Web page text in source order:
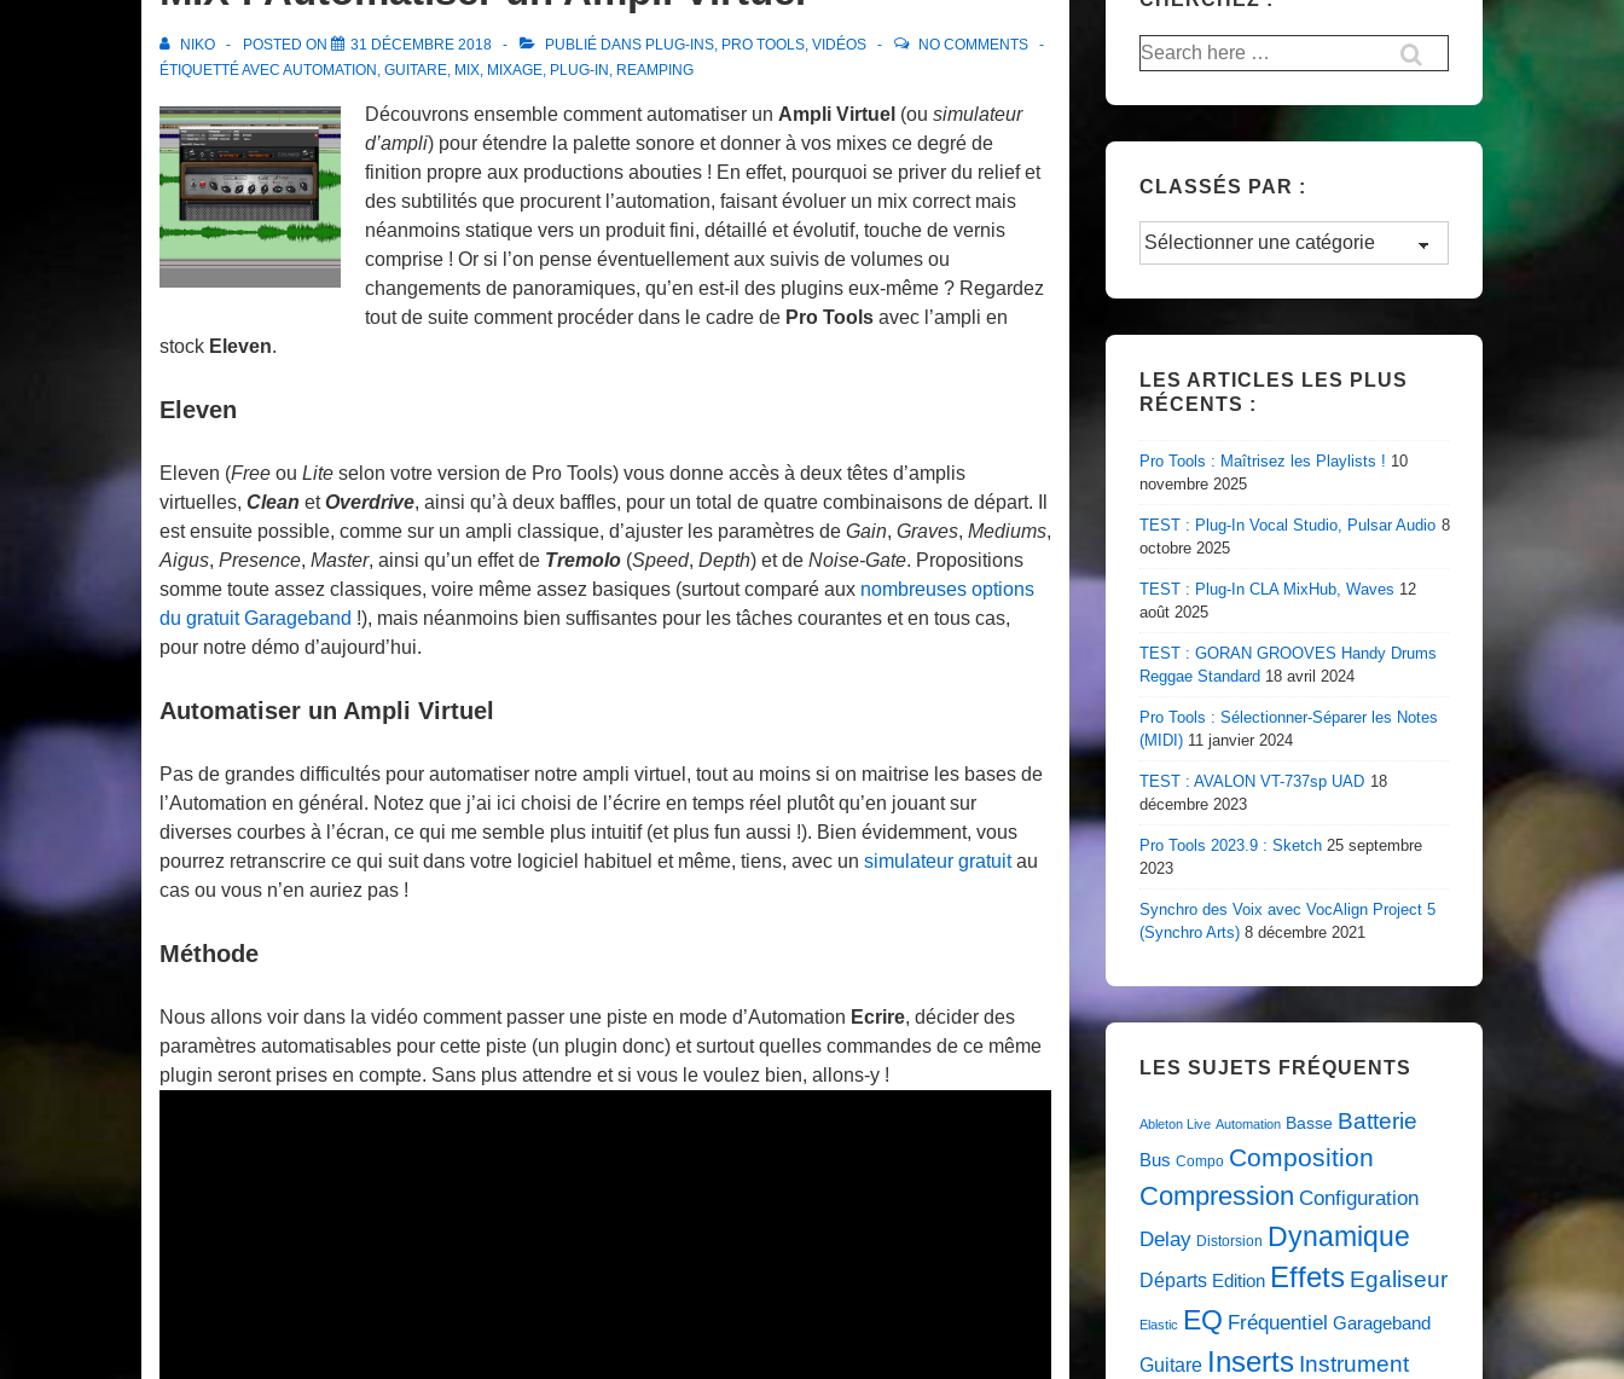
NIKO POSTED ON 31 DÉCEMBRE 2018 PUBLIÉ DANS PLUG-INS, PRO TOOLS, VIDÉOS
NO COMMENTS
ÉTIQUETTÉ AVEC AUTOMATION , GUITARE, MIX, MIXAGE, PLUG-IN , REAMPING
Découvrons ensemble comment automatiser un Ampli Virtuel (ou simulateur
d’ampli) pour étendre la palette sonore et donner à vos mixes ce degré de
finition propre aux productions abouties ! En effet, pourquoi se priver du relief et
des subtilités que procurent l’automation, faisant évoluer un mix correct mais
néanmoins statique vers un produit fini, détaillé et évolutif, touche de vernis
comprise ! Or si l’on pense éventuellement aux suivis de volumes ou
changements de panoramiques, qu’en est-il des plugins eux-même ? Regardez
tout de suite comment procéder dans le cadre de Pro Tools avec l’ampli en
stock Eleven.
Eleven
Eleven (Free ou Lite selon votre version de Pro Tools) vous donne accès à deux têtes d’amplis
virtuelles, Clean etOverdrive, ainsi qu’à deux baffles, pour un total de quatre combinaisons de départ. Il
est ensuite possible, comme sur un ampli classique, d’ajuster les paramètres de Gain, Graves, Mediums,
Aigus, Presence, Master, ainsi qu’un effet de Tremolo (Speed, Depth) et de Noise-Gate. Propositions
somme toute assez classiques, voire même assez basiques (surtout comparé aux nombreuses options
du gratuit Garageband !), mais néanmoins bien suffisantes pour les tâches courantes et en tous cas,
pour notre démo d’aujourd’hui.
Automatiser un Ampli Virtuel
Pas de grandes difficultés pour automatiser notre ampli virtuel, tout au moins si on maitrise les bases de
l’Automation en général. Notez que j’ai ici choisi de l’écrire en temps réel plutôt qu’en jouant sur
diverses courbes à l’écran, ce qui me semble plus intuitif (et plus fun aussi !). Bien évidemment, vous
pourrez retranscrire ce qui suit dans votre logiciel habituel et même, tiens, avec un simulateur gratuitau
cas ou vous n’en auriez pas !
Méthode
Nous allons voir dans la vidéo comment passer une piste en mode d’Automation Ecrire, décider des
paramètres automatisables pour cette piste (un plugin donc) et surtout quelles commandes de ce même
plugin seront prises en compte. Sans plus attendre et si vous le voulez bien, allons-y !
Recherche
pour:
CLASSÉS PAR :
Classés
par
LES ARTICLES LES PLUS
RÉCENTS :
Pro Tools : Maîtrisez les Playlists ! 10
novembre 2025
TEST : Plug-In Vocal Studio, Pulsar Audio 8
octobre 2025
TEST : Plug-In CLA MixHub, Waves 12
août 2025
TEST : GORAN GROOVES Handy Drums
Reggae Standard 18 avril 2024
Pro Tools : Sélectionner-Séparer les Notes
(MIDI) 11 janvier 2024
TEST : AVALON VT-737sp UAD 18
décembre 2023
Pro Tools 2023.9 : Sketch 25 septembre
2023
Synchro des Voix avec VocAlign Project 5
(Synchro Arts) 8 décembre 2021
LES SUJETS FRÉQUENTS
Ableton Live Automation Basse Batterie
Bus Compo Composition
Compression Configuration
Delay Distorsion Dynamique
Départs Edition Effets Egaliseur
Elastic EQ Fréquentiel Garageband
Guitare Inserts Instrument